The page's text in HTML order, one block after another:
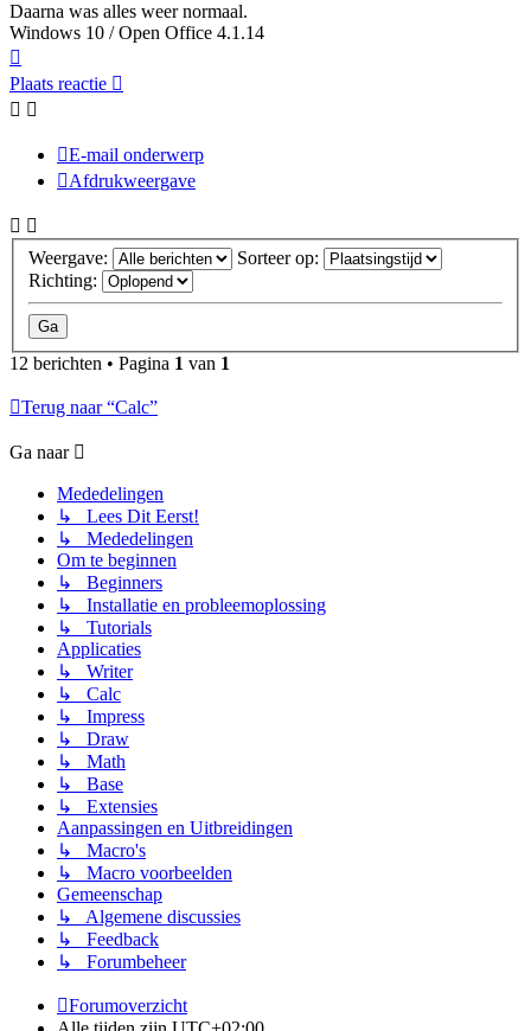
Daarna was alles weer normaal.
Windows 10 / Open Office 4.1.14
Plaats reactie
E-mail onderwerp
Afdrukweergave
Weergave:
Sorteer op:
Richting:
12 berichten • Pagina 1 van 1
Terug naar “Calc”
Ga naar
Mededelingen
↳ Lees Dit Eerst!
↳ Mededelingen
Om te beginnen
↳ Beginners
↳ Installatie en probleemoplossing
↳ Tutorials
Applicaties
↳ Writer
↳ Calc
↳ Impress
↳ Draw
↳ Math
↳ Base
↳ Extensies
Aanpassingen en Uitbreidingen
↳ Macro's
↳ Macro voorbeelden
Gemeenschap
↳ Algemene discussies
↳ Feedback
↳ Forumbeheer
Forumoverzicht